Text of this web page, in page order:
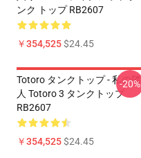
ンク トップ RB2607
￥354,525$24.45
Totoro タンクトップ - 私の隣
人 Totoro 3 タンクトップ
RB2607
￥354,525$24.45
-20%